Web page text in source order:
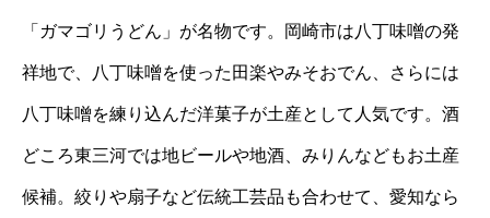
「ガマゴリうどん」が名物です。岡崎市は八丁味噌の発
祥地で、八丁味噌を使った田楽やみそおでん、さらには
八丁味噌を練り込んだ洋菓子が土産として人気です。酒
どころ東三河では地ビールや地酒、みりんなどもお土産
候補。絞りや扇子など伝統工芸品も合わせて、愛知なら